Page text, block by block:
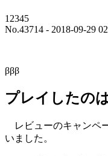
12345
No.43714 - 2018-09-29
βββ
プレイしたの
レビューのキャンペ
いました。